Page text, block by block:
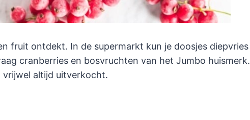
fruit ontdekt. In de supermarkt kun je doosjes diepvries
cranberries en bosvruchten van het Jumbo huismerk.
vrijwel altijd uitverkocht.